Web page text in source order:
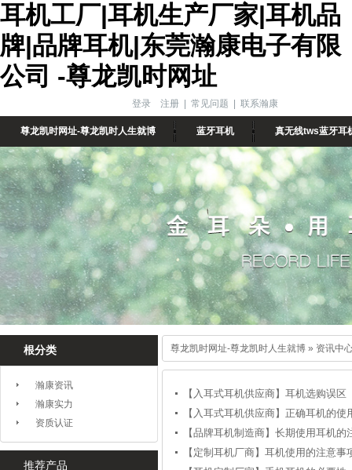
耳机工厂|耳机生产厂家|耳机品
牌|品牌耳机|东莞瀚康电子有限
公司 -尊龙凯时网址
登录 注册 常见问题 联系瀚康
尊龙凯时网址-尊龙凯时人生就博 蓝牙耳机 真无线tws蓝牙耳
根分类
瀚康资讯
瀚康实力
资质认证
推荐产品
尊龙凯时网址-尊龙凯时人生就博 » 资讯中
【入耳式耳机供应商】耳机选购误区
【入耳式耳机供应商】正确耳机的使
【品牌耳机制造商】长期使用耳机的
【定制耳机厂商】耳机使用的注意事